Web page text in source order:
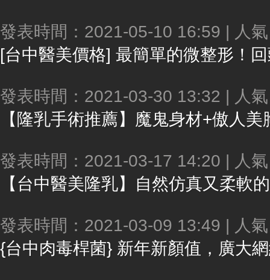
發表時間：2021-05-10 16:59 | 人
[台中醫美價格] 最簡單的微整形！回頭率超高
發表時間：2021-03-30 13:32 | 人
發表時間：2021-03-17 14:20 | 人
【 台中醫美隆乳】自然仿真又柔軟的結合～效果立即見效
發表時間：2021-03-09 13:49 | 人
{台中肉毒桿菌} 新年新顏值，廣大網紅推薦微整形醫美診所幫妳